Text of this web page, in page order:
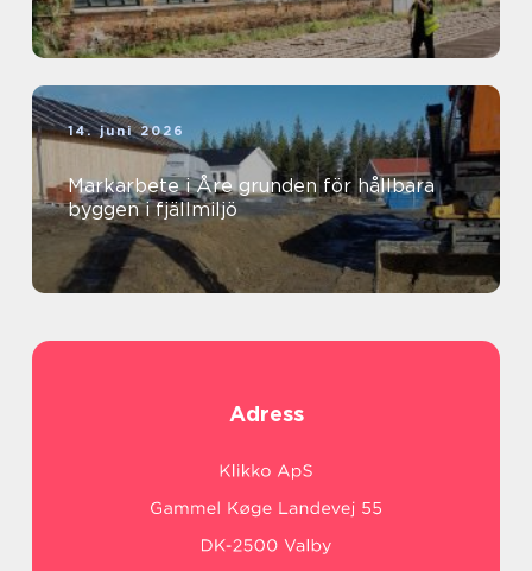
14. juni 2026
Markarbete i Åre grunden för hållbara
byggen i fjällmiljö
Adress